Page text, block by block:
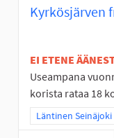
Kyrkösjärven
EI ETENE
Useampana
korista rataa 18
Rajaa tulokset
Läntinen Seinäjoki